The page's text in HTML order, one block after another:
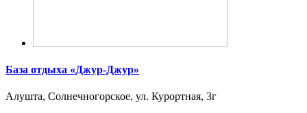
База отдыха «Джур-Джур»
Алушта, Солнечногорское, ул. Курортная, 3г